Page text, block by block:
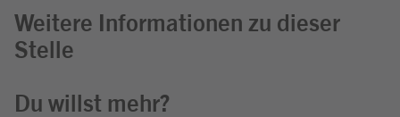
Weitere Informationen zu dieser
Stelle
Du willst mehr?